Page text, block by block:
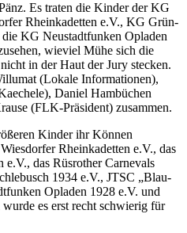
Es traten die Kinder der KG
Rheinkadetten e.V., KG Grün-
KG Neustadtfunken Opladen
wieviel Mühe sich die
in der Haut der Jury stecken.
(Lokale Informationen),
Daniel Hambüchen
(FLK-Präsident) zusammen.
Kinder ihr Können
Rheinkadetten e.V., das
e.V., das Rüsrother Carnevals
1934 e.V., JTSC „Blau-
Opladen 1928 e.V. und
es erst recht schwierig für